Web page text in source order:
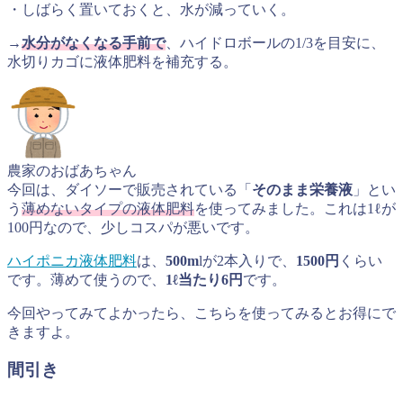
・しばらく置いておくと、水が減っていく。
→水分がなくなる手前で、ハイドロボールの1/3を目安に、
水切りカゴに液体肥料を補充する。
農家のおばあちゃん
今回は、ダイソーで販売されている「 そのまま栄養液 」とい
う 薄めないタイプの液体肥料を使ってみました。これは1ℓが
100円なので、少しコスパが悪いです。
ハイポニカ液体肥料は、 500mlが2本入りで、 1500円 くらい
です。薄めて使うので、 1ℓ当たり6円 です。
今回やってみてよかったら、こちらを使ってみるとお得にで
きますよ。
間引き